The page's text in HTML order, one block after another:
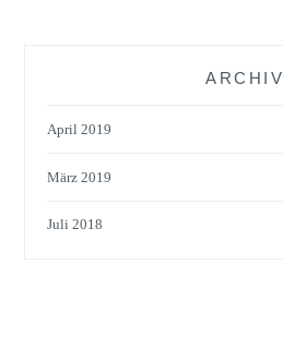
ARCHIV
April 2019
März 2019
Juli 2018